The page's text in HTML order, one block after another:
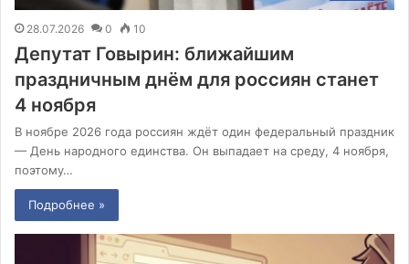
28.07.2026 0 10
Депутат Говырин: ближайшим
праздничным днём для россиян станет
4 ноября
В ноябре 2026 года россиян ждёт один федеральный праздник
— День народного единства. Он выпадает на среду, 4 ноября,
поэтому…
Подробнее »